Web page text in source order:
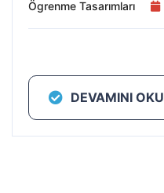
Ögrenme Tasarımları
DEVAMINI OKU